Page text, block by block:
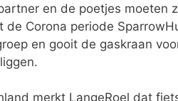
en de poetjes moeten
de Corona periode
en gooit de gaskraan
merkt LangeRoel dat